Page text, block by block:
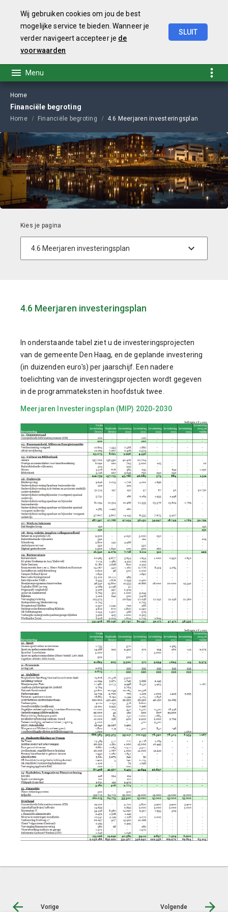
Home
Financiële begroting
Home Financiële begroting 4.6 Meerjaren investeringsplan
4.6 Meerjaren investeringsplan
In onderstaande tabel ziet u de investeringsprojecten
van de gemeente Den Haag, en de geplande investering
(in duizenden euro's) per jaarschijf. Een nadere
toelichting van de investeringsprojecten wordt gegeven
in de programmateksten in hoofdstuk twee.
Meerjaren Investeringsplan (MIP) 2020-2030
Vorige Volgende
Wij gebruiken cookies om jou de best
mogelijke service te bieden. Wanneer je
verder navigeert accepteer je de
voorwaarden
SLUIT